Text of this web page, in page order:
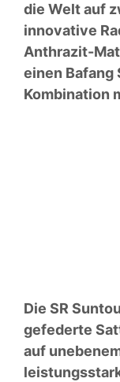
die Welt auf
innovative
Anthrazit-
einen Bafang
Kombination
Die SR
gefederte
auf